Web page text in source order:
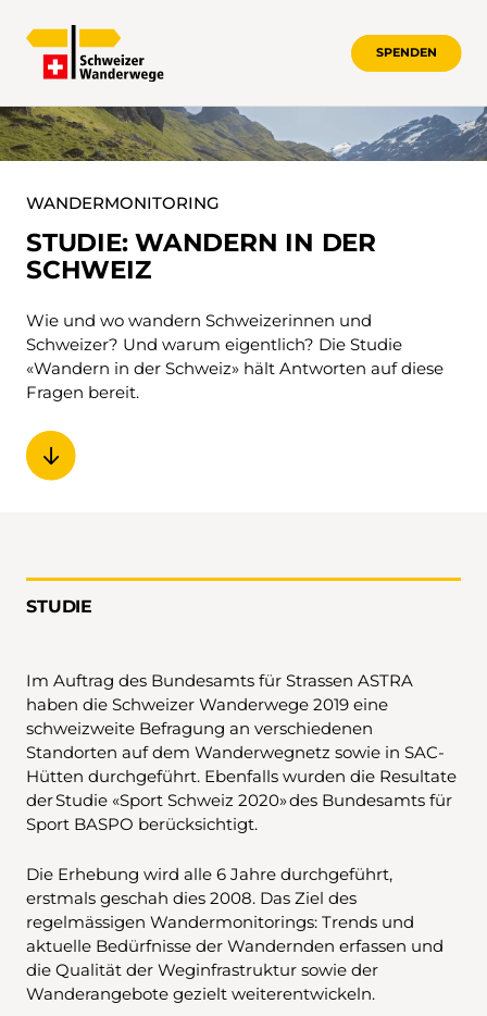
SPENDEN
WANDERMONITORING
WANDERMONITORING
STUDIE: WANDERN IN DER
SCHWEIZ
Wie und wo wandern Schweizerinnen und
Schweizer? Und warum eigentlich? Die Studie
«Wandern in der Schweiz» hält Antworten auf diese
Fragen bereit.
STUDIE
Im Auftrag des Bundesamts für Strassen ASTRA
haben die Schweizer Wanderwege 2019 eine
schweizweite Befragung an verschiedenen
Standorten auf dem Wanderwegnetz sowie in SAC-
Hütten durchgeführt. Ebenfalls wurden die Resultate
der Studie «Sport Schweiz 2020» des Bundesamts für
Sport BASPO berücksichtigt.
Die Erhebung wird alle 6 Jahre durchgeführt,
erstmals geschah dies 2008. Das Ziel des
regelmässigen Wandermonitorings: Trends und
aktuelle Bedürfnisse der Wandernden erfassen und
die Qualität der Weginfrastruktur sowie der
Wanderangebote gezielt weiterentwickeln.